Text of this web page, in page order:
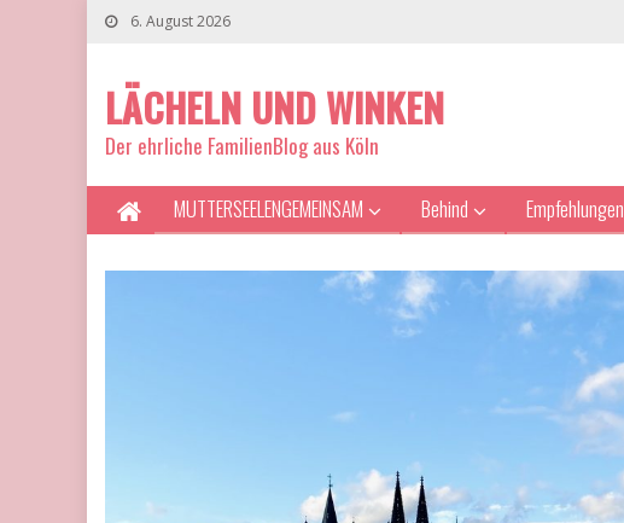
6. August 2026
LÄCHELN UND WINKEN
Der ehrliche FamilienBlog aus Köln
MUTTERSEELENGEMEINSAM Behind Empfehlungen